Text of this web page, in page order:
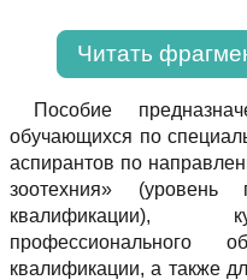
Читать
Пособие
обучающихся по
аспирантов по
зоотехния» (уровень
квалификации),
профессионального
квалификации, а также